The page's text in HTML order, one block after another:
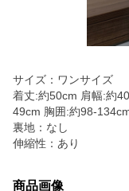
サイズ：ワンサイズ
着丈:約50cm 肩幅:約
49cm 胸囲:約98-
裏地：なし
伸縮性：あり
商品画像